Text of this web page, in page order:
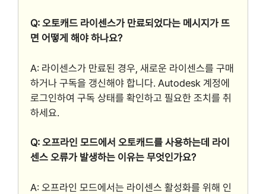
Q: 오토캐드 라이센스가 만료되었다는 메시지가 뜨
면 어떻게 해야 하나요?
A: 라이센스가 만료된 경우, 새로운 라이센스를 구매
하거나 구독을 갱신해야 합니다. Autodesk 계정에
로그인하여 구독 상태를 확인하고 필요한 조치를 취
하세요.
Q: 오프라인 모드에서 오토캐드를 사용하는데 라이
센스 오류가 발생하는 이유는 무엇인가요?
A: 오프라인 모드에서는 라이센스 활성화를 위해 인